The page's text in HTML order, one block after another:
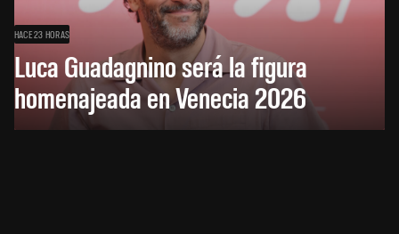
HACE 23 HORAS
Luca Guadagnino será la figura
homenajeada en Venecia 2026